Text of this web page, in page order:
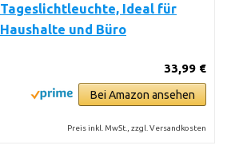
Tageslichtleuchte, Ideal für
Haushalte und Büro
33,99 €
Bei Amazon ansehen
Preis inkl. MwSt., zzgl. Versandkosten